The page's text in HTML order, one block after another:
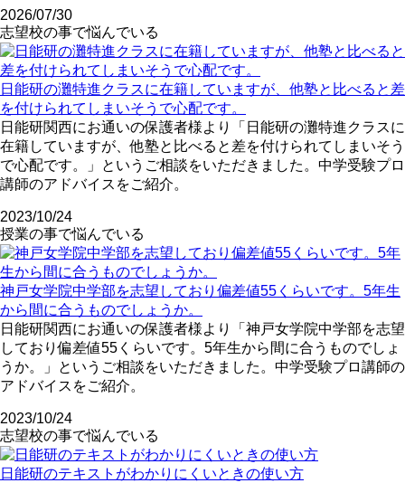
2026/07/30
志望校の事で悩んでいる
日能研の灘特進クラスに在籍していますが、他塾と比べると差
を付けられてしまいそうで心配です。
日能研関西にお通いの保護者様より「日能研の灘特進クラスに
在籍していますが、他塾と比べると差を付けられてしまいそう
で心配です。」というご相談をいただきました。中学受験プロ
講師のアドバイスをご紹介。
2023/10/24
授業の事で悩んでいる
神戸女学院中学部を志望しており偏差値55くらいです。5年生
から間に合うものでしょうか。
日能研関西にお通いの保護者様より「神戸女学院中学部を志望
しており偏差値55くらいです。5年生から間に合うものでしょ
うか。」というご相談をいただきました。中学受験プロ講師の
アドバイスをご紹介。
2023/10/24
志望校の事で悩んでいる
日能研のテキストがわかりにくいときの使い方